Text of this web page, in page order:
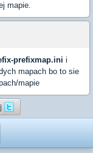
mapie.
prefixmap.ini i
mapach bo to sie
mapie